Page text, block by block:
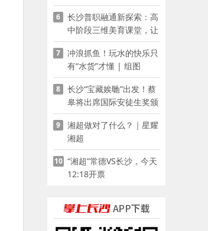
溺水课堂搬到乡村青少年
家门口
6
长沙普职融通新探索：高
中阶段三维美育课堂，让
少年向美而生
7
冲浪抓鱼！玩水的快乐只
有“水货”才懂 | 组图
8
长沙“宝藏娭毑”出发！蔡
皋将出席国际安徒生奖颁
奖典礼并领奖
9
湘超做对了什么？｜星耀
湘超
10 “湘超”常德VS长沙，今天
12:18开票